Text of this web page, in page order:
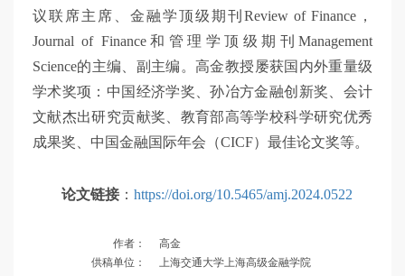
议联席主席、金融学顶级期刊Review of Finance，
Journal of Finance和管理学顶级期刊Management
Science的主编、副主编。高金教授屡获国内外重量级
学术奖项：中国经济学奖、孙冶方金融创新奖、会计
文献杰出研究贡献奖、教育部高等学校科学研究优秀
成果奖、中国金融国际年会（CICF）最佳论文奖等。
论文链接： https://doi.org/10.5465/amj.2024.0522
作者：
高金
供稿单位：
上海交通大学上海高级金融学院